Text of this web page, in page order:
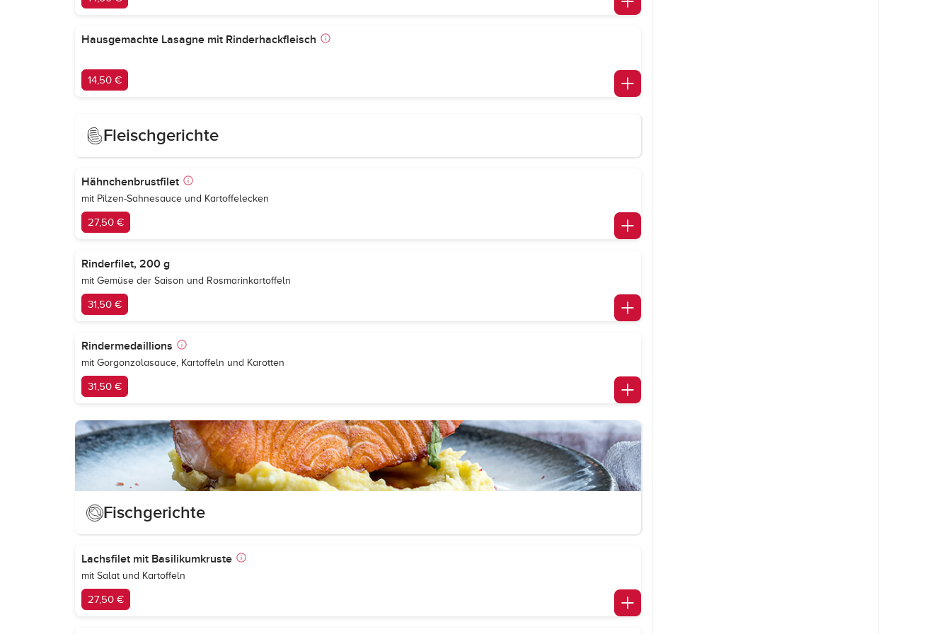
Hausgemachte Lasagne mit Rinderhackfleisch
14,50 €
Fleischgerichte
Hähnchenbrustfilet
mit Pilzen-Sahnesauce und Kartoffelecken
27,50 €
Rinderfilet, 200 g
mit Gemüse der Saison und Rosmarinkartoffeln
31,50 €
Rindermedaillions
mit Gorgonzolasauce, Kartoffeln und Karotten
31,50 €
Fischgerichte
Lachsfilet mit Basilikumkruste
mit Salat und Kartoffeln
27,50 €